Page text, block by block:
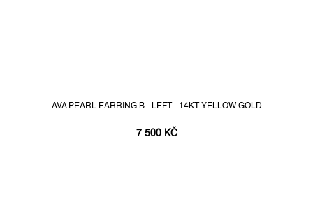
AVA PEARL EARRING B - LEFT - 14KT YELLOW GOLD
7 500 KČ